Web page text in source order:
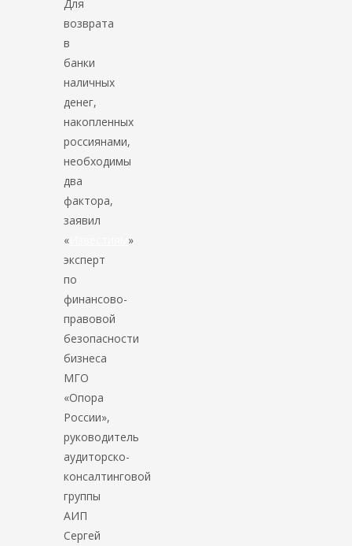
Для
возврата
в
банки
наличных
денег,
накопленных
россиянами,
необходимы
два
фактора,
заявил
«
»
эксперт
по
финансово-
правовой
безопасности
бизнеса
МГО
«Опора
России»,
руководитель
аудиторско-
консалтинговой
группы
АИП
Сергей